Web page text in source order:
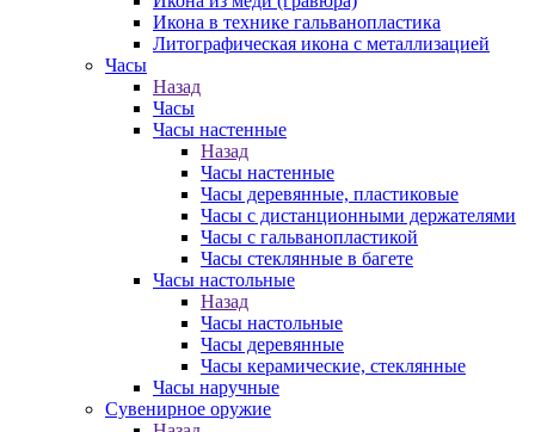
Икона в технике гальванопластика
Литографическая икона с металлизацией
Часы
Назад
Часы
Часы настенные
Назад
Часы настенные
Часы деревянные, пластиковые
Часы с дистанционными держателями
Часы с гальванопластикой
Часы стеклянные в багете
Часы настольные
Назад
Часы настольные
Часы деревянные
Часы керамические, стеклянные
Часы наручные
Сувенирное оружие